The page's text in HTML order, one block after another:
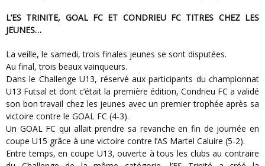
L’ES TRINITE, GOAL FC ET CONDRIEU FC TITRES CHEZ LES
JEUNES…
La veille, le samedi, trois finales jeunes se sont disputées.
Au final, trois beaux vainqueurs.
Dans le Challenge U13, réservé aux participants du championnat
U13 Futsal et dont c’était la première édition, Condrieu FC a validé
son bon travail chez les jeunes avec un premier trophée après sa
victoire contre le GOAL FC (4-3).
Un GOAL FC qui allait prendre sa revanche en fin de journée en
coupe U15 grâce à une victoire contre l’AS Martel Caluire (5-2).
Entre temps, en coupe U13, ouverte à tous les clubs au contraire